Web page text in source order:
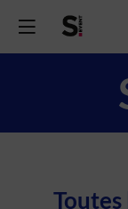
Toutes